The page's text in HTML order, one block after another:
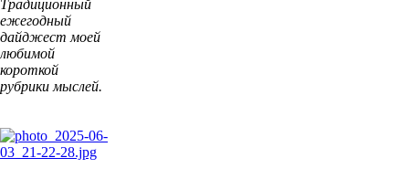
Традиционный
ежегодный
дайджест моей
любимой
короткой
рубрики мыслей.